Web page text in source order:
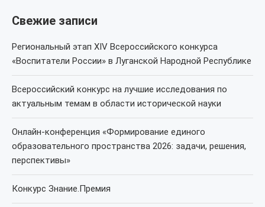
Свежие записи
Региональный этап XIV Всероссийского конкурса
«Воспитатели России» в Луганской Народной Республике
Всероссийский конкурс на лучшие исследования по
актуальным темам в области исторической науки
Онлайн-конференция «Формирование единого
образовательного пространства 2026: задачи, решения,
перспективы»
Конкурс Знание.Премия